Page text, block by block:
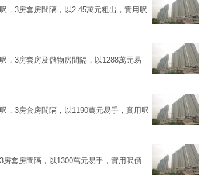
，3房套房間隔，以2.45萬元租出，實用呎
，3房套房及儲物房間隔，以1288萬元易
，3房套房間隔，以1190萬元易手，實用呎
套房間隔，以1300萬元易手，實用呎價